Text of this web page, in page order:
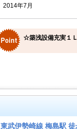
2014年7月
☆築浅設備充実１
東武伊勢崎線 梅島駅